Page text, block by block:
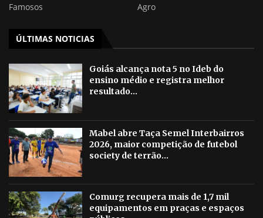
Famosos
Agro
ÚLTIMAS NOTICIAS
Goiás alcança nota 5 no Ideb do
ensino médio e registra melhor
resultado...
Mabel abre Taça Semel Interbairros
2026, maior competição de futebol
society de terrão...
Comurg recupera mais de 1,7 mil
equipamentos em praças e espaços